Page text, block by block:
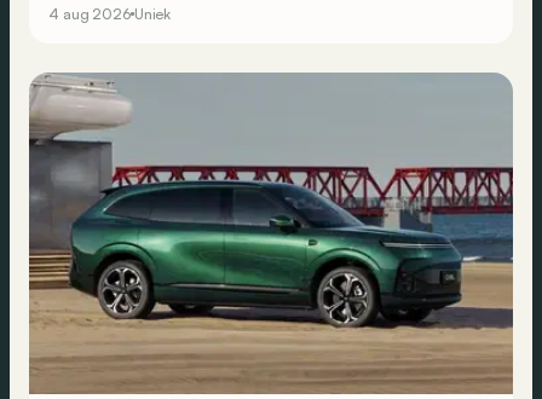
4 aug 2026 Uniek